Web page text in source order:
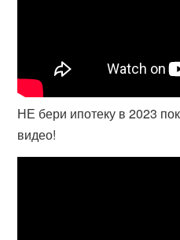
НЕ бери ипотеку в 2023
видео!